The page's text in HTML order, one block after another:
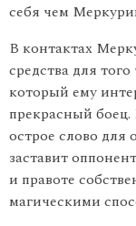
себя чем
В контактах
средства для
который ему
прекрасный боец.
острое слово для
заставит
и правоте
магическими